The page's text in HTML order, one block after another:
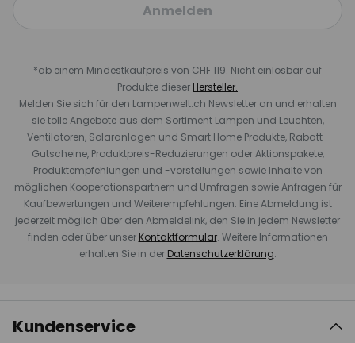
Anmelden
*ab einem Mindestkaufpreis von CHF 119. Nicht einlösbar auf
Produkte dieser Hersteller.
Melden Sie sich für den Lampenwelt.ch Newsletter an und erhalten
sie tolle Angebote aus dem Sortiment Lampen und Leuchten,
Ventilatoren, Solaranlagen und Smart Home Produkte, Rabatt-
Gutscheine, Produktpreis-Reduzierungen oder Aktionspakete,
Produktempfehlungen und -vorstellungen sowie Inhalte von
möglichen Kooperationspartnern und Umfragen sowie Anfragen für
Kaufbewertungen und Weiterempfehlungen. Eine Abmeldung ist
jederzeit möglich über den Abmeldelink, den Sie in jedem Newsletter
finden oder über unser Kontaktformular. Weitere Informationen
erhalten Sie in der Datenschutzerklärung.
Kundenservice